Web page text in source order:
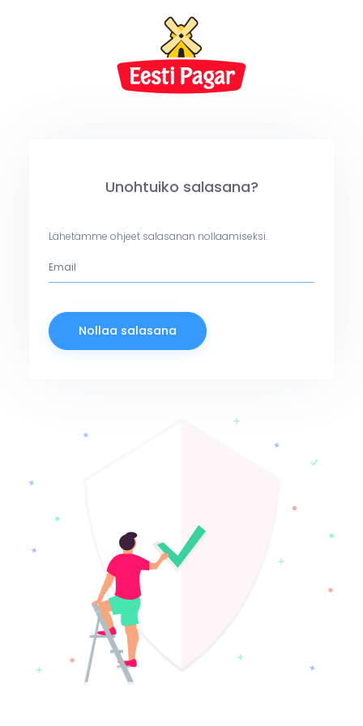
Unohtuiko salasana?
Lähetämme ohjeet salasanan nollaamiseksi.